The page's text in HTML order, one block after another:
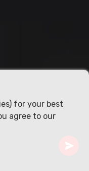
for your best
agree to our